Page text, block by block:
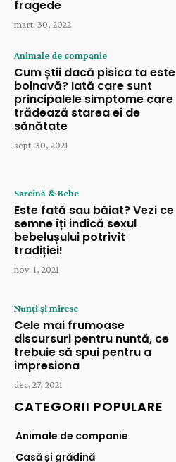
fragede
mart. 30, 2022
Animale de companie
Cum știi dacă pisica ta este
bolnavă? Iată care sunt
principalele simptome care
trădează starea ei de
sănătate
sept. 30, 2021
Sarcină & Bebe
Este fată sau băiat? Vezi ce
semne îți indică sexul
bebelușului potrivit
tradiției!
nov. 1, 2021
Nunți și mirese
Cele mai frumoase
discursuri pentru nuntă, ce
trebuie să spui pentru a
impresiona
dec. 27, 2021
CATEGORII POPULARE
Animale de companie
Casă și grădină